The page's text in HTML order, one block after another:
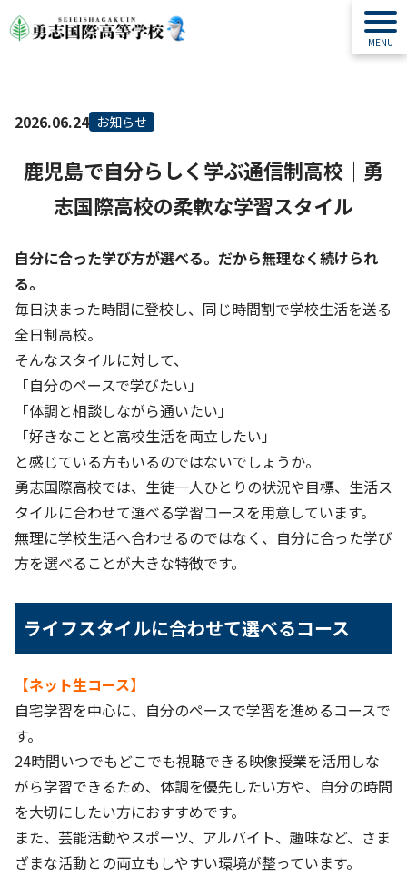
2026.06.24 お知らせ
鹿児島で自分らしく学ぶ通信制高校｜勇
志国際高校の柔軟な学習スタイル
自分に合った学び方が選べる。だから無理なく続けられ
る。
毎日決まった時間に登校し、同じ時間割で学校生活を送る
全日制高校。
そんなスタイルに対して、
「自分のペースで学びたい」
「体調と相談しながら通いたい」
「好きなことと高校生活を両立したい」
と感じている方もいるのではないでしょうか。
勇志国際高校では、生徒一人ひとりの状況や目標、生活ス
タイルに合わせて選べる学習コースを用意しています。
無理に学校生活へ合わせるのではなく、自分に合った学び
方を選べることが大きな特徴です。
ライフスタイルに合わせて選べるコース
【ネット生コース】
自宅学習を中心に、自分のペースで学習を進めるコースで
す。
24時間いつでもどこでも視聴できる映像授業を活用しな
がら学習できるため、体調を優先したい方や、自分の時間
を大切にしたい方におすすめです。
また、芸能活動やスポーツ、アルバイト、趣味など、さま
ざまな活動との両立もしやすい環境が整っています。